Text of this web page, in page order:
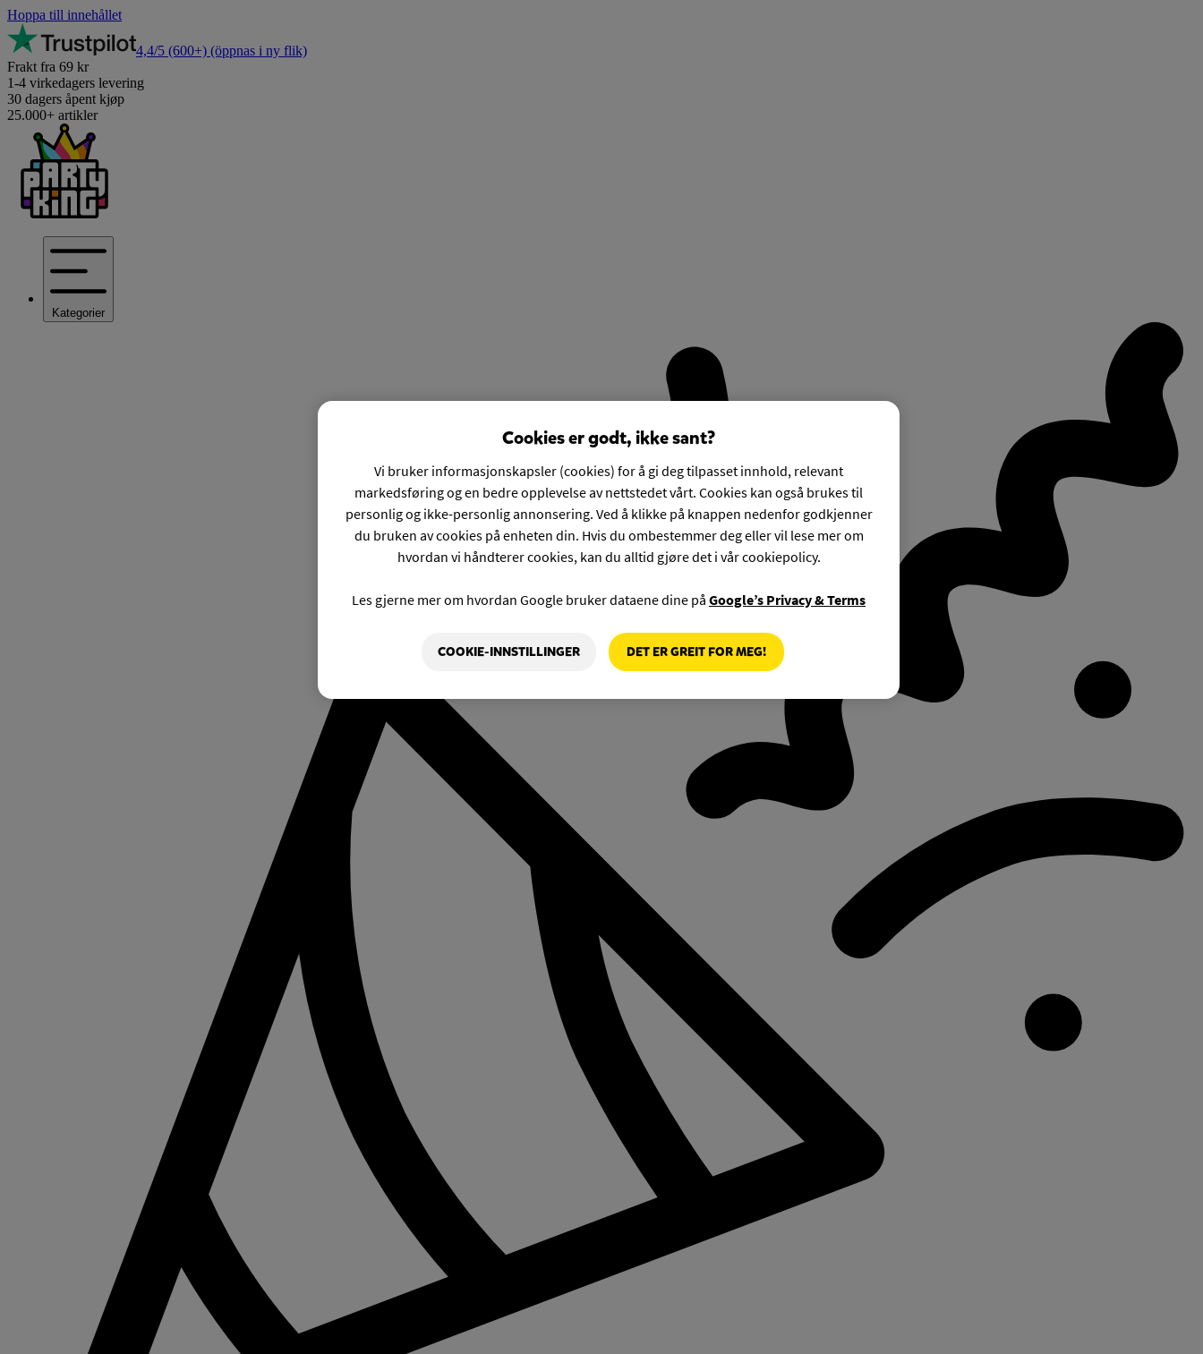
Hoppa till innehållet
4,4/5 (600+) (öppnas i ny flik)
Frakt fra 69 kr
1-4 virkedagers levering
30 dagers åpent kjøp
25.000+ artikler
Kategorier
Cookies er godt, ikke sant?
Vi bruker informasjonskapsler (cookies) for å gi deg tilpasset innhold, relevant
markedsføring og en bedre opplevelse av nettstedet vårt. Cookies kan også brukes til
personlig og ikke-personlig annonsering. Ved å klikke på knappen nedenfor godkjenner
du bruken av cookies på enheten din. Hvis du ombestemmer deg eller vil lese mer om
hvordan vi håndterer cookies, kan du alltid gjøre det i vår cookiepolicy.
Les gjerne mer om hvordan Google bruker dataene dine på Google’s Privacy & Terms
COOKIE-INNSTILLINGER DET ER GREIT FOR MEG!